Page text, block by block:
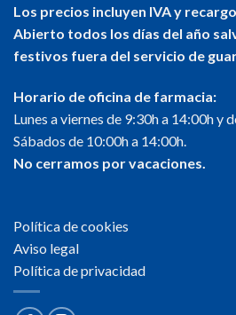
Los precios incluyen IVA y
Abierto todos los días del año
festivos fuera del servicio de
Horario de oficina de farmacia:
Lunes a viernes de 9:30h a 14:00h y
Sábados de 10:00h a 14:00h.
No cerramos por vacaciones.
Política de cookies
Aviso legal
Política de privacidad